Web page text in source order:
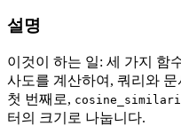
설명
이것이 하는 일: 세 가지 함
사도를 계산하여, 쿼리와
첫 번째로,
터의 크기로 나눕니다.